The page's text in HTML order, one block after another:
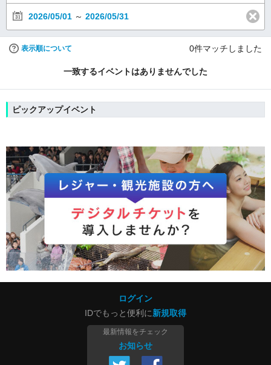
2026/05/01 ～ 2026/05/31
表示順について 0件マッチしました
一致するイベントはありませんでした
ピックアップイベント
ログイン
IDでもっと便利に新規取得
最新情報をチェック
お知らせ